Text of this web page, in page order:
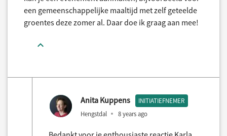
een gemeenschappelijke maaltijd met zelf geteelde
groentes deze zomer al. Daar doe ik graag aan mee!
Anita Kuppens INITIATIEFNEMER
Hengstdal 8 years ago